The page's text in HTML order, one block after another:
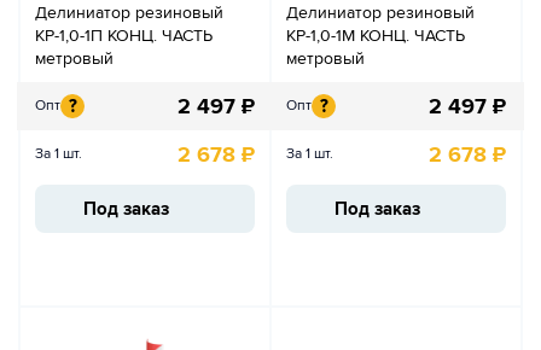
Делиниатор резиновый
КР-1,0-1П КОНЦ. ЧАСТЬ
метровый
Опт ? 2 497 ₽
За 1 шт. 2 678 ₽
Под заказ
Делиниатор резиновый
КР-1,0-1М КОНЦ. ЧАСТЬ
метровый
Опт ? 2 497 ₽
За 1 шт. 2 678 ₽
Под заказ